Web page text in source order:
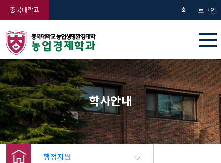
충북대학교 홈 로그인
학사안내
행정지원